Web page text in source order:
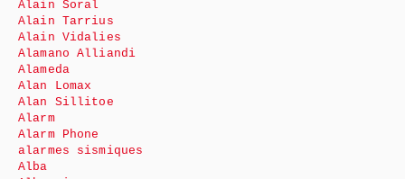
Alain Soral
Alain Tarrius
Alain Vidalies
Alamano Alliandi
Alameda
Alan Lomax
Alan Sillitoe
Alarm
Alarm Phone
alarmes sismiques
Alba